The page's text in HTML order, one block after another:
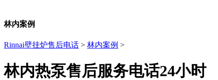
林内案例
Rinnai壁挂炉售后电话 > 林内案例 >
林内热泵售后服务电话24小时